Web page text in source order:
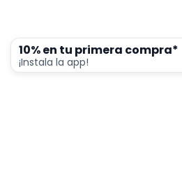
10% en tu primera compra*
¡Instala la app!